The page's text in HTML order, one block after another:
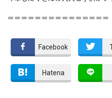
＝＝＝＝＝＝＝＝＝＝＝＝＝＝＝
Facebook
Hatena